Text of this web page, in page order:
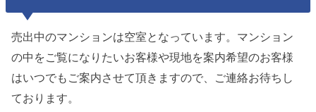
売出中のマンションは空室となっています。マンション
の中をご覧になりたいお客様や現地を案内希望のお客様
はいつでもご案内させて頂きますので、ご連絡お待ちし
ております。